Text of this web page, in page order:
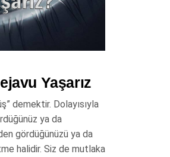
Yaşarız
demektir. Dolayısıyla
ya da
gördüğünüzü ya da
halidir. Siz de mutlaka